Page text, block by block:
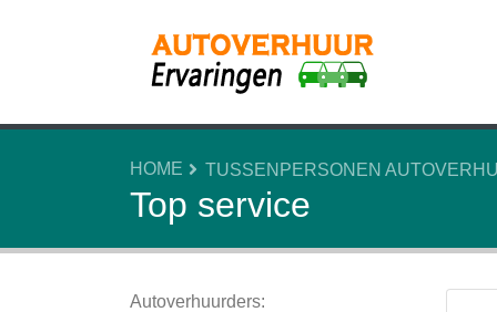
HOME TUSSENPERSONEN
Top service
Autoverhuurders: